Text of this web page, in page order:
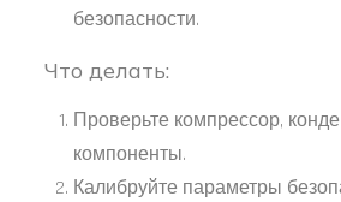
безопасности.
Что делать:
Проверьте компрессор,
компоненты.
Калибруйте параметры